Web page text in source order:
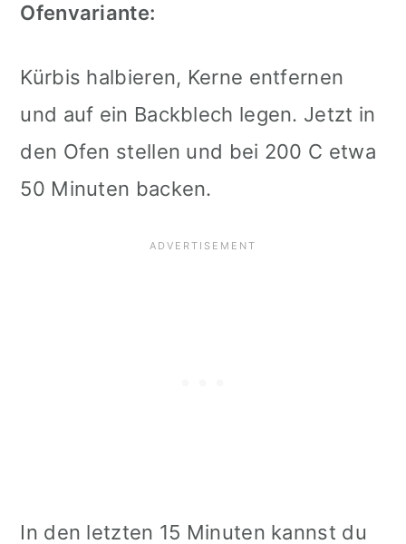
Ofenvariante:
Kürbis halbieren, Kerne entfernen
und auf ein Backblech legen. Jetzt in
den Ofen stellen und bei 200 C etwa
50 Minuten backen.
In den letzten 15 Minuten kannst du